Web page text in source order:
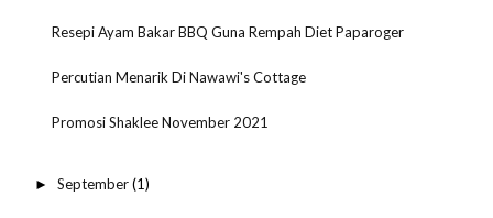
Resepi Ayam Bakar BBQ Guna Rempah Diet Paparoger
Percutian Menarik Di Nawawi's Cottage
Promosi Shaklee November 2021
► September(1)